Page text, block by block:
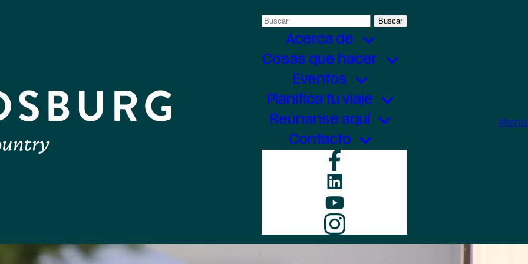
Buscar:
Acerca de
Cosas que hacer
Eventos
Planifica tu viaje
Reúnanse aquí
Contacto
Facebook
LinkedIn
YouTube
Instagram
Menú